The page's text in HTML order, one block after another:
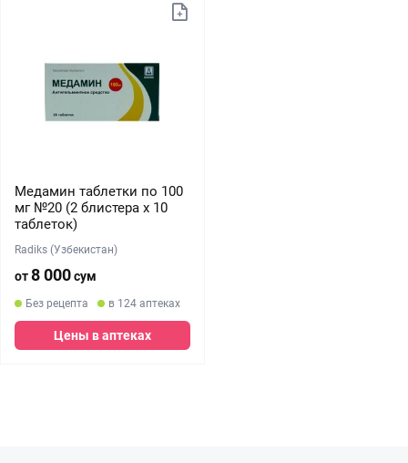
Медамин таблетки по 100
мг №20 (2 блистера х 10
таблеток)
Radiks (Узбекистан)
от8 000сум
Без рецепта в 124 аптеках
Цены в аптеках